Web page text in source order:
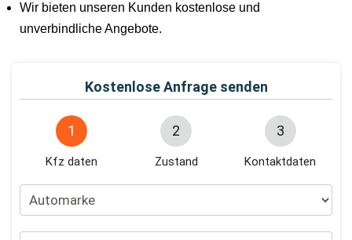
Wir bieten unseren Kunden kostenlose und
unverbindliche Angebote.